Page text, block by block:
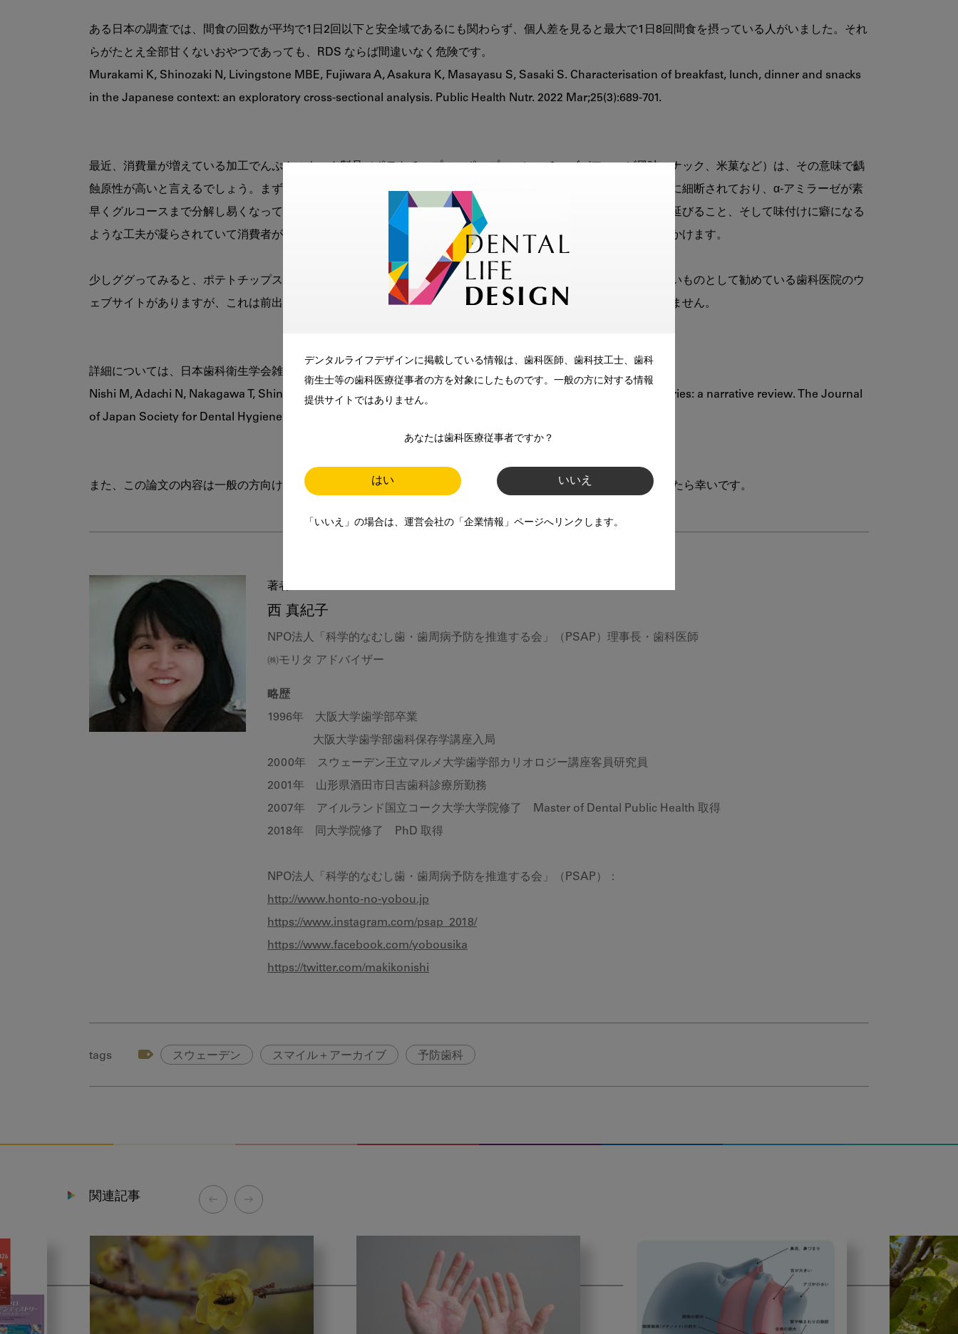
デンタルライフデザインに掲載している情報は、歯科医師、歯科技工士、歯科
衛生士等の歯科医療従事者の方を対象にしたものです。一般の方に対する情報
提供サイトではありません。
あなたは歯科医療従事者ですか？
はい いいえ
「いいえ」の場合は、運営会社の「企業情報」ページへリンクします。
ある日本の調査では、間食の回数が平均で1日2回以下と安全域であるにも関わらず、個人差を見ると最大で1日8回間食を摂っている人がいました。それ
らがたとえ全部甘くないおやつであっても、RDS ならば間違いなく危険です。
Murakami K, Shinozaki N, Livingstone MBE, Fujiwara A, Asakura K, Masayasu S, Sasaki S. Characterisation of breakfast, lunch, dinner and snacks
in the Japanese context: an exploratory cross-sectional analysis. Public Health Nutr. 2022 Mar;25(3):689-701.
最近、消費量が増えている加工でんぷんスナック製品（ポテトチップス、ポップコーン、チーズパフ、エビ風味スナック、米菓など）は、その意味で齲
蝕原性が高いと言えるでしょう。まず、近代的工業手法によってでんぷんを加工していることによって構造がすでに細断されており、α‐アミラーゼが素
早くグルコースまで分解し易くなっていること、また唾液と混ざることによって粘着性が増しクリアランス時間が延びること、そして味付けに癖になる
ような工夫が凝らされていて消費者が継続的に食べる傾向にあることが特徴です。安価であることもそれに拍車をかけます。
少しググってみると、ポテトチップスなどのスナック菓子、砂糖不使用のビスケットやクッキーをむし歯にならないものとして勧めている歯科医院のウ
ェブサイトがありますが、これは前出の教科書のような不十分な情報を真に受けてしまった歯科医師なのかもしれません。
詳細については、日本歯科衛生学会雑誌の次の論文を是非ご覧ください。
Nishi M, Adachi N, Nakagawa T, Shinada K, Birkhed D. Processed starch snack products (PSSPs) and dental caries: a narrative review. The Journal
of Japan Society for Dental Hygiene.18 (2): 28-42. 2023.
著者
西 真紀子
NPO法人「科学的なむし歯・歯周病予防を推進する会」（PSAP）理事長・歯科医師
㈱モリタ アドバイザー
略歴
1996年 大阪大学歯学部卒業
大阪大学歯学部歯科保存学講座入局
2000年 スウェーデン王立マルメ大学歯学部カリオロジー講座客員研究員
2001年 山形県酒田市日吉歯科診療所勤務
2007年 アイルランド国立コーク大学大学院修了 Master of Dental Public Health 取得
2018年 同大学院修了 PhD 取得
NPO法人「科学的なむし歯・歯周病予防を推進する会」（PSAP）：
http://www.honto-no-yobou.jp
https://www.instagram.com/psap_2018/
https://www.facebook.com/yobousika
https://twitter.com/makikonishi
tags スウェーデン スマイル＋アーカイブ 予防歯科
関連記事